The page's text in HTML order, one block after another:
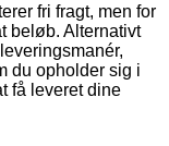
fri fragt, men for
beløb. Alternativt
du opholder sig i
få leveret dine